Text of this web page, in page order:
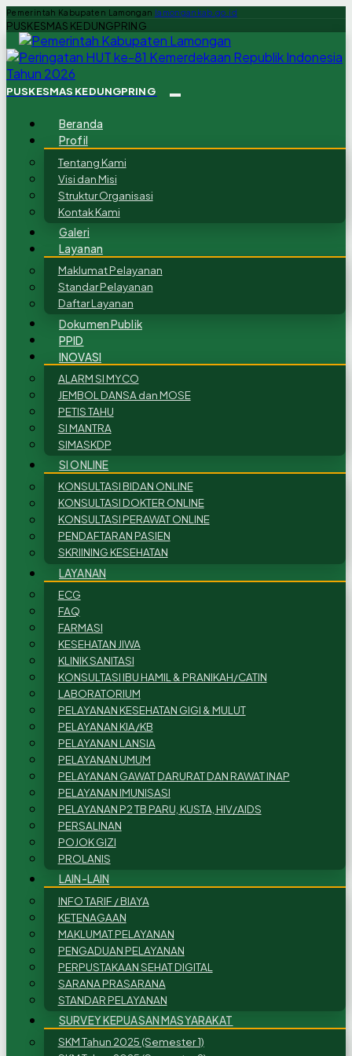
Pemerintah Kabupaten Lamongan lamongankab.go.id
PUSKESMAS KEDUNGPRING
PUSKESMAS KEDUNGPRING
Beranda
Profil
Tentang Kami
Visi dan Misi
Struktur Organisasi
Kontak Kami
Galeri
Layanan
Maklumat Pelayanan
Standar Pelayanan
Daftar Layanan
Dokumen Publik
PPID
INOVASI
ALARM SI MYCO
JEMBOL DANSA dan MOSE
PETIS TAHU
SI MANTRA
SIMASKDP
SI ONLINE
KONSULTASI BIDAN ONLINE
KONSULTASI DOKTER ONLINE
KONSULTASI PERAWAT ONLINE
PENDAFTARAN PASIEN
SKRIINING KESEHATAN
LAYANAN
ECG
FAQ
FARMASI
KESEHATAN JIWA
KLINIK SANITASI
KONSULTASI IBU HAMIL & PRANIKAH/CATIN
LABORATORIUM
PELAYANAN KESEHATAN GIGI & MULUT
PELAYANAN KIA/KB
PELAYANAN LANSIA
PELAYANAN UMUM
PELAYANAN GAWAT DARURAT DAN RAWAT INAP
PELAYANAN IMUNISASI
PELAYANAN P2 TB PARU, KUSTA, HIV/AIDS
PERSALINAN
POJOK GIZI
PROLANIS
LAIN-LAIN
INFO TARIF / BIAYA
KETENAGAAN
MAKLUMAT PELAYANAN
PENGADUAN PELAYANAN
PERPUSTAKAAN SEHAT DIGITAL
SARANA PRASARANA
STANDAR PELAYANAN
SURVEY KEPUASAN MASYARAKAT
SKM Tahun 2025 (Semester 1)